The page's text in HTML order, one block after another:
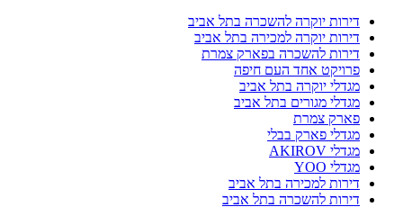
דירות יוקרה להשכרה בתל אביב
דירות יוקרה למכירה בתל אביב
דירות להשכרה בפארק צמרת
פרויקט אחד העם חיפה
מגדלי יוקרה בתל אביב
מגדלי מגורים בתל אביב
פארק צמרת
מגדלי פארק בבלי
מגדלי AKIROV
מגדלי YOO
דירות למכירה בתל אביב
דירות להשכרה בתל אביב